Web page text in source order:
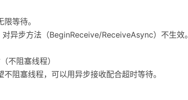
等待。
异步方法（BeginReceive/ReceiveAsync）不生效。
不阻塞线程）
阻塞线程，可以用异步接收配合超时等待。